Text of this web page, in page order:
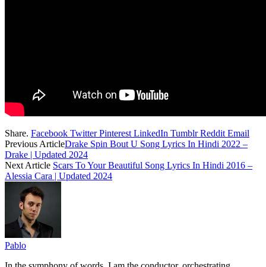
Share. Facebook Twitter Pinterest LinkedIn Tumblr Reddit Email
Previous ArticleDrake Spin Bout U Song Lyrics In Hindi 2022 –
Drake | Updated 2024
Next Article Scars To Your Beautiful Song Lyrics In Hindi 2016 –
Alessia Cara | Updated 2024
Pablo